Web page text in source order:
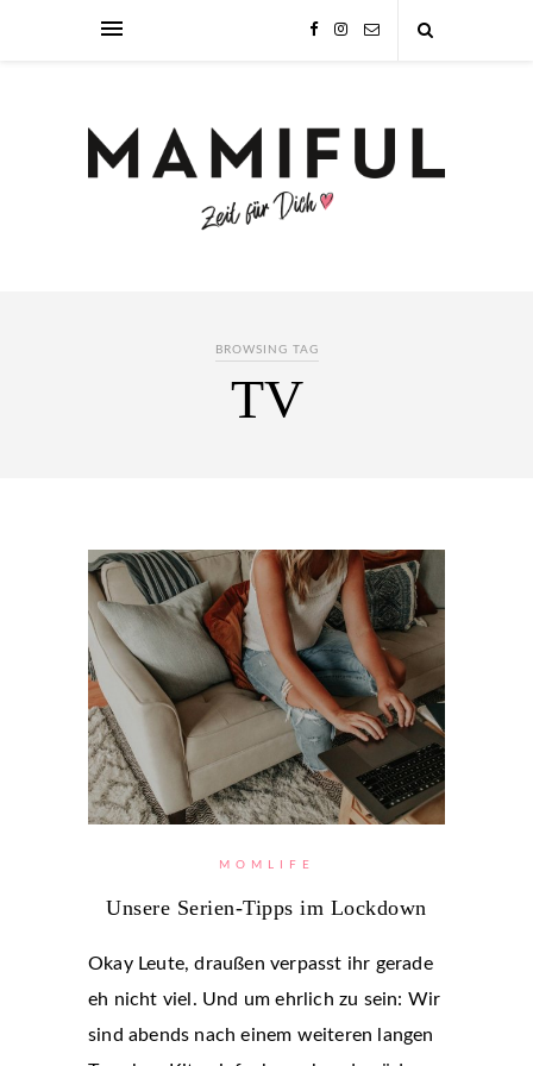
BROWSING TAG
TV
MOMLIFE
Unsere Serien-Tipps im Lockdown
Okay Leute, draußen verpasst ihr gerade
eh nicht viel. Und um ehrlich zu sein: Wir
sind abends nach einem weiteren langen